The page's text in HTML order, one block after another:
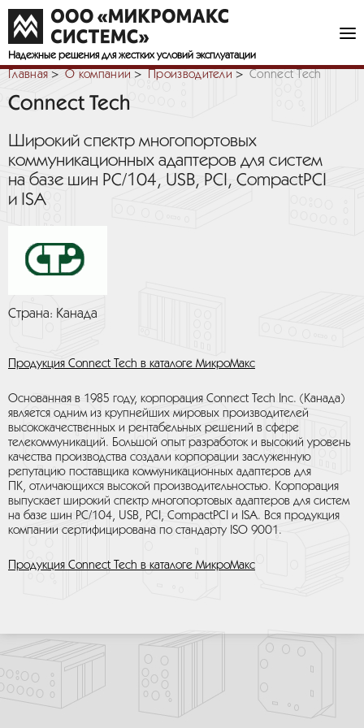
Надежные решения для жестких условий эксплуатации
Главная О компании Производители Connect Tech
Connect Tech
Широкий спектр многопортовых
коммуникационных адаптеров для систем
на базе шин PC/104, USB, PCI, CompactPCI
и ISA
Страна: Канада
Продукция Connect Tech в каталоге МикроМакс
Основанная в 1985 году, корпорация Connect Tech Inc. (Канада)
является одним из крупнейших мировых производителей
высококачественных и рентабельных решений в сфере
телекоммуникаций. Большой опыт разработок и высокий уровень
качества производства создали корпорации заслуженную
репутацию поставщика коммуникационных адаптеров для
ПК, отличающихся высокой производительностью. Корпорация
выпускает широкий спектр многопортовых адаптеров для систем
на базе шин PC/104, USB, PCI, CompactPCI и ISA. Вся продукция
компании сертифицирована по стандарту ISO 9001.
Продукция Connect Tech в каталоге МикроМакс